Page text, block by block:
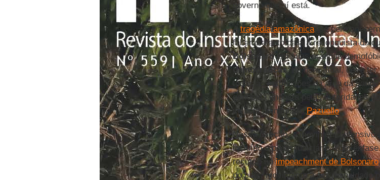
governo que aí está.
A tragédia amazônica, se
faltar o alento para a reconquista do
Bolsonaroem suas práticas
democráticas, na hora atual, deve
todas as instituições da área da
genocida imposta pelas autoridades
inépcia do ministroPazuello.
Nessa direção, o movimento
incluído o poder judiciário, com
recurso aoimpeachment de Bolsonaro
do país, movimento a ser respaldado